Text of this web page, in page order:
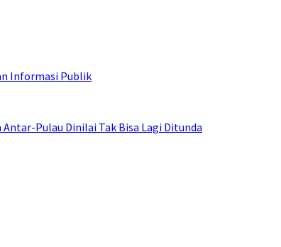
Informasi Publik
Pulau Dinilai Tak Bisa Lagi Ditunda